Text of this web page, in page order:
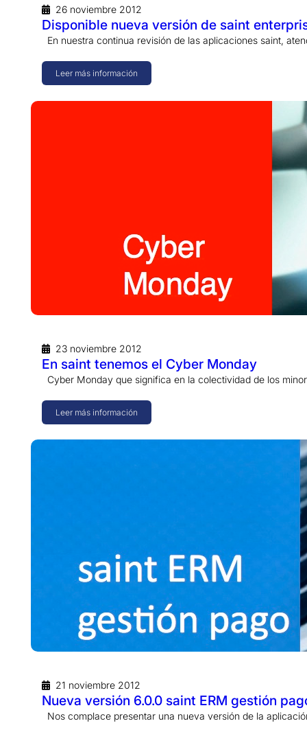
26 noviembre 2012
Disponible nueva versión de saint
En nuestra continua revisión de las aplicaciones saint,
Leer más información
23 noviembre 2012
En saint tenemos el Cyber Monday
Cyber Monday que significa en la colectividad de los
Leer más información
21 noviembre 2012
Nueva versión 6.0.0 saint ERM gestión
Nos complace presentar una nueva versión de la